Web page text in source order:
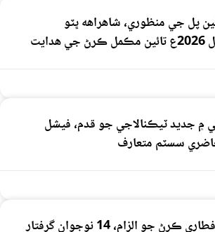
پل جي منظوري، شاهراهه ڀٽو
۾ جديد ٽيڪنالاجي جو قدم، فيشل
سسٽم متعارف
جو الزام، 14 نوجوان گرفتار